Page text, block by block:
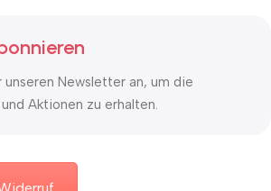
unseren Newsletter an, um die
Aktionen zu erhalten.